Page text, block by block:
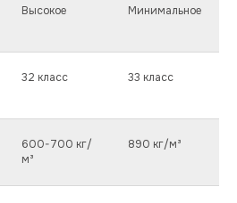
Высокое Минимальное
32 класс 33 класс
600-700 кг/
м³
890 кг/м³